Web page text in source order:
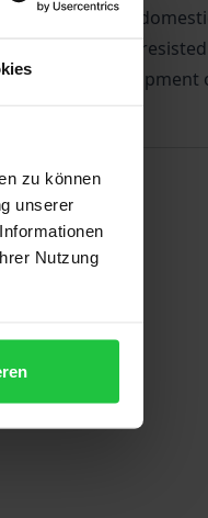
zu können
unserer
Nutzung
and against
if it is fiercely
development